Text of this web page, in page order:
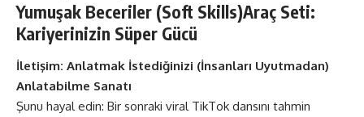
Yumuşak Beceriler (Soft Skills)Araç Seti:
Kariyerinizin Süper Gücü
İletişim: Anlatmak İstediğinizi (İnsanları Uyutmadan)
Anlatabilme Sanatı
Şunu hayal edin: Bir sonraki viral TikTok dansını tahmin